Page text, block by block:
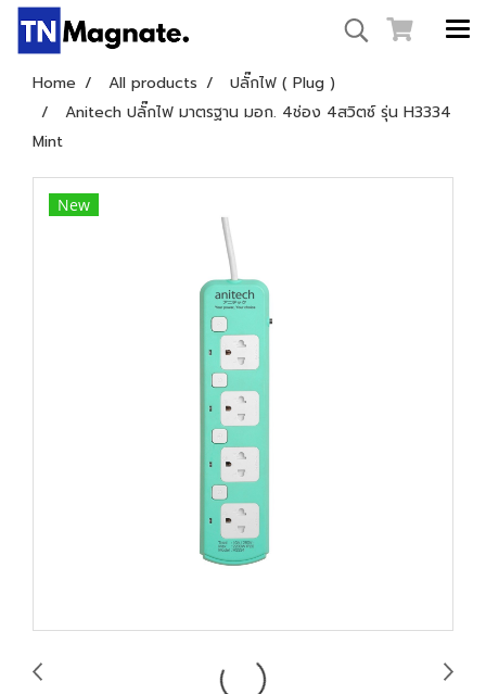
Home All products
ปลั๊กไฟ ( Plug )
Anitech ปลั๊กไฟ มาตรฐาน มอก. 4ช่อง 4สวิตซ์ รุ่น H3334
Mint
New